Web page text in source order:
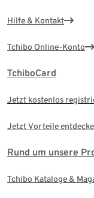
Hilfe & Kontakt
Tchibo Online-Konto
TchiboCard
Jetzt kostenlos
Jetzt Vorteile
Rund um unsere
Tchibo Kataloge &